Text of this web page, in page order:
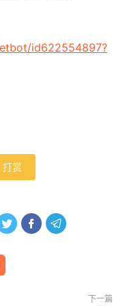
id622554897?
打赏
  
下一篇